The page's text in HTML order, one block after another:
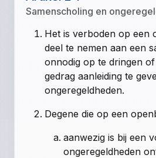
Samenscholing en
Het is verboden op een
deel te nemen aan een
onnodig op te dringen
gedrag aanleiding te
ongeregeldheden.
Degene die op een
aanwezig is bij een
ongeregeldheden